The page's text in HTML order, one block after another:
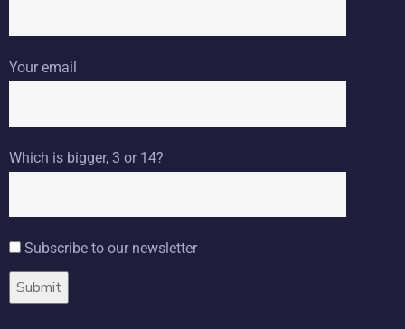
Your email
Which is bigger, 3 or 14?
Subscribe to our newsletter